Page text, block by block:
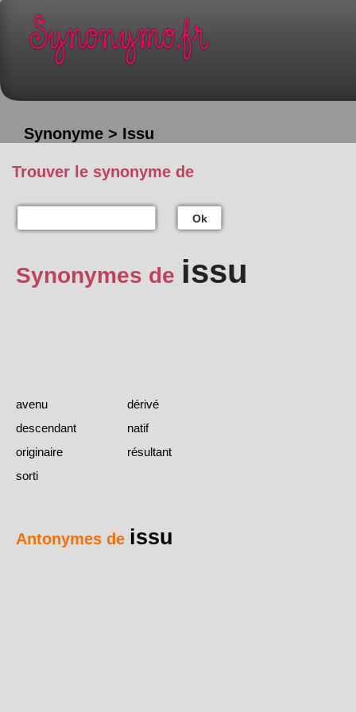
Synonyme > Issu
Trouver le synonyme de
Ok
Synonymes de issu
avenu
dérivé
descendant
natif
originaire
résultant
sorti
Antonymes de issu